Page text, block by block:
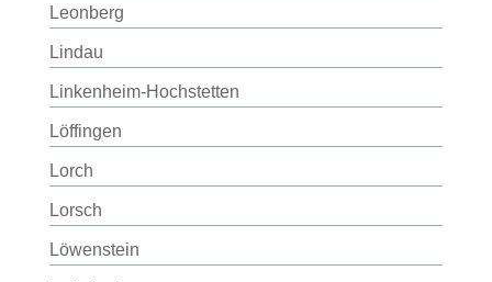
Leonberg
Lindau
Linkenheim-Hochstetten
Löffingen
Lorch
Lorsch
Löwenstein